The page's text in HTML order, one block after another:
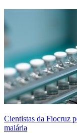
Cientistas da Fiocruz
malária